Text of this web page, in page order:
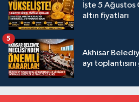
İşte 5 Ağustos
altın fiyatları
Akhisar
ayı
5